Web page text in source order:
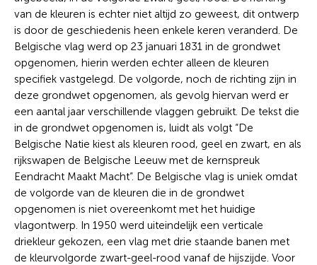
van de kleuren is echter niet altijd zo geweest, dit ontwerp
is door de geschiedenis heen enkele keren veranderd. De
Belgische vlag werd op 23 januari 1831 in de grondwet
opgenomen, hierin werden echter alleen de kleuren
specifiek vastgelegd. De volgorde, noch de richting zijn in
deze grondwet opgenomen, als gevolg hiervan werd er
een aantal jaar verschillende vlaggen gebruikt. De tekst die
in de grondwet opgenomen is, luidt als volgt “De
Belgische Natie kiest als kleuren rood, geel en zwart, en als
rijkswapen de Belgische Leeuw met de kernspreuk
Eendracht Maakt Macht”. De Belgische vlag is uniek omdat
de volgorde van de kleuren die in de grondwet
opgenomen is niet overeenkomt met het huidige
vlagontwerp. In 1950 werd uiteindelijk een verticale
driekleur gekozen, een vlag met drie staande banen met
de kleurvolgorde zwart-geel-rood vanaf de hijszijde. Voor